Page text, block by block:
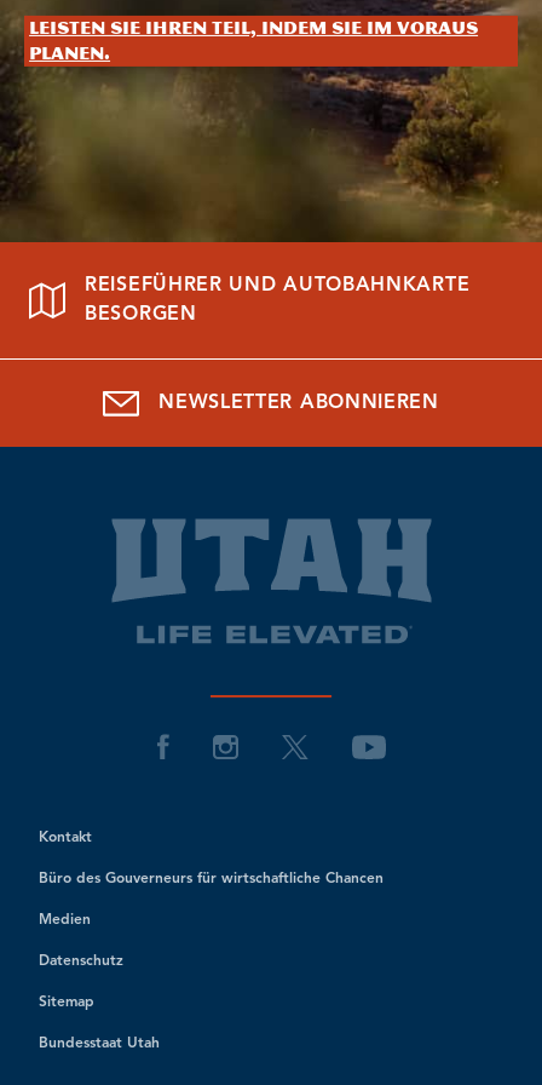
Leisten Sie Ihren Teil, indem Sie im Voraus
planen.
REISEFÜHRER UND AUTOBAHNKARTE
BESORGEN
NEWSLETTER ABONNIEREN
Kontakt
Büro des Gouverneurs für wirtschaftliche Chancen
Medien
Datenschutz
Sitemap
Bundesstaat Utah